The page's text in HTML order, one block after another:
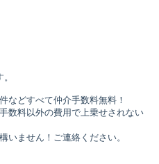
などすべて仲介手数料無料！
数料以外の費用で上乗せされない
いません！ご連絡ください。